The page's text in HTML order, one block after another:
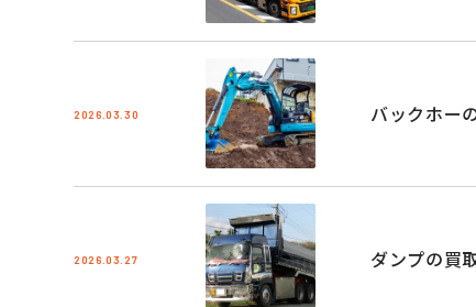
2026.03.30 バックホー
2026.03.27 ダンプの買